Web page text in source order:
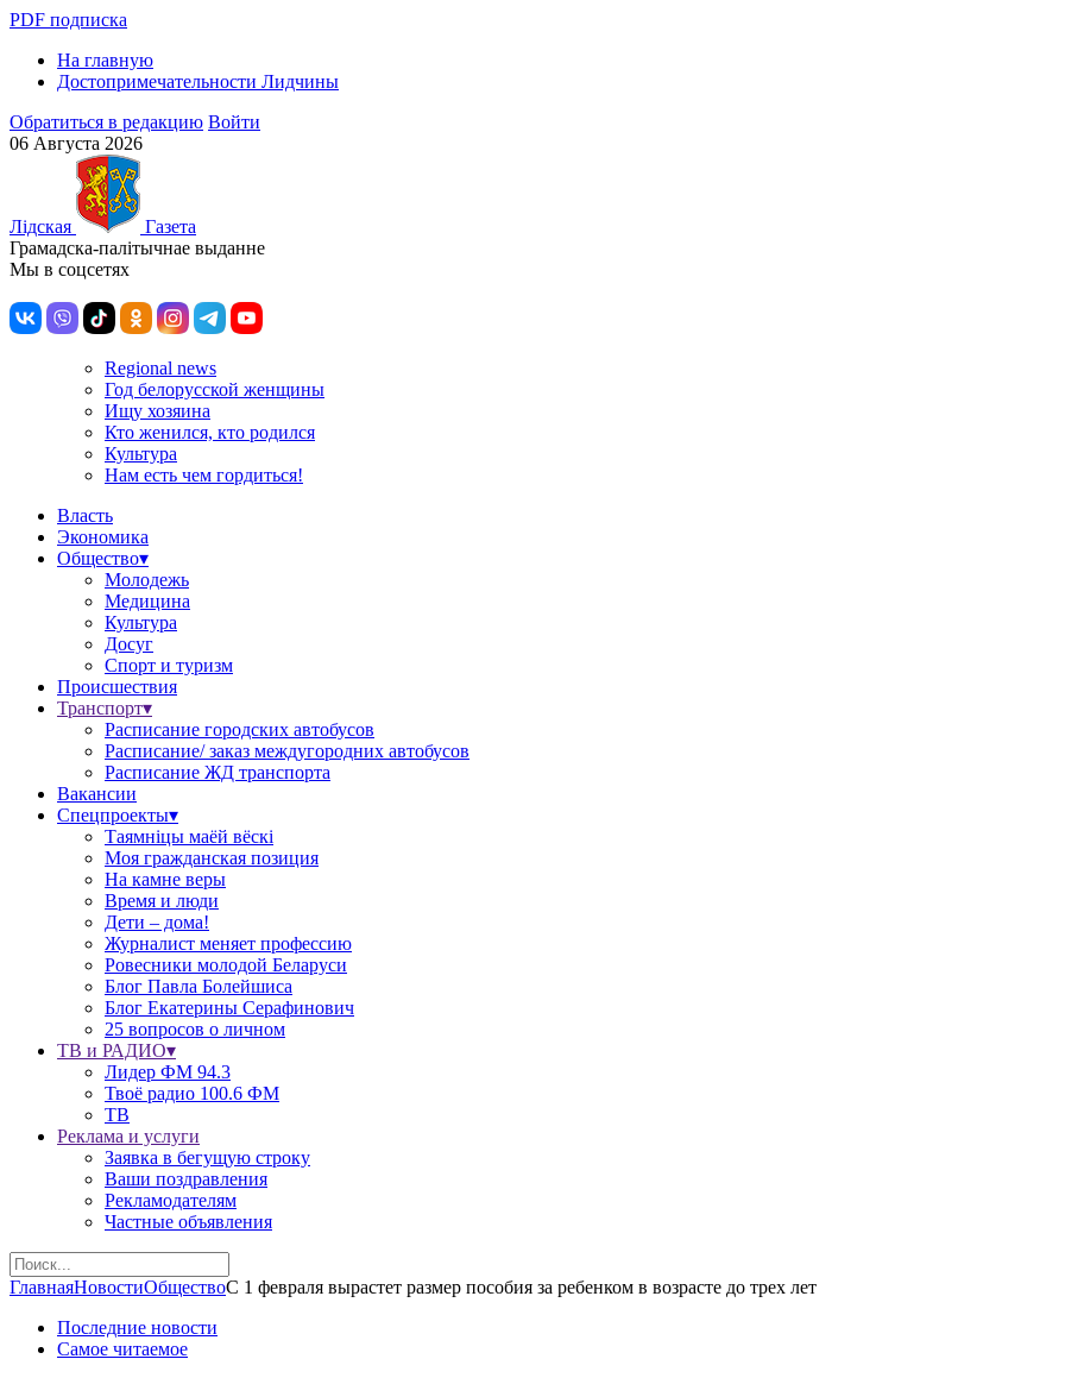
PDF подписка
На главную
Достопримечательности Лидчины
Обратиться в редакцию Войти
06 Августа 2026
Лiдская
Газета
Грамадска-палiтычнае выданне
Мы в соцсетях
Regional news
Год белорусской женщины
Ищу хозяина
Кто женился, кто родился
Культура
Нам есть чем гордиться!
Власть
Экономика
Общество▾
Молодежь
Медицина
Культура
Досуг
Спорт и туризм
Происшествия
Транспорт▾
Расписание городских автобусов
Расписание/ заказ междугородних автобусов
Расписание ЖД транспорта
Вакансии
Спецпроекты▾
Таямніцы маёй вёскі
Моя гражданская позиция
На камне веры
Время и люди
Дети – дома!
Журналист меняет профессию
Ровесники молодой Беларуси
Блог Павла Болейшиса
Блог Екатерины Серафинович
25 вопросов о личном
ТВ и РАДИО▾
Лидер ФМ 94.3
Твоё радио 100.6 ФМ
ТВ
Реклама и услуги
Заявка в бегущую строку
Ваши поздравления
Рекламодателям
Частные объявления
ГлавнаяНовостиОбществоС 1 февраля вырастет размер пособия за ребенком в возрасте до трех лет
Последние новости
Самое читаемое